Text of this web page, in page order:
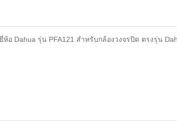
อ Dahua รุ่น PFA121 สำหรับกล้องวงจรปิด ตรงรุ่น